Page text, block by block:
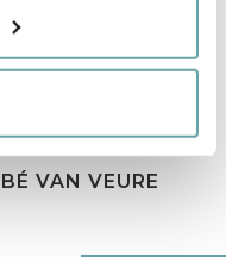
VAN VEURE